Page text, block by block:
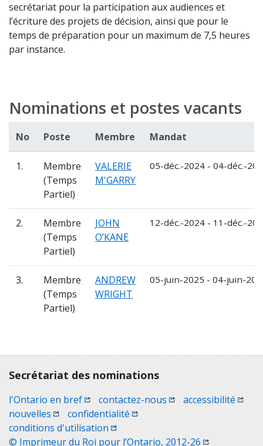
secrétariat pour la participation aux audiences et
l’écriture des projets de décision, ainsi que pour le
temps de préparation pour un maximum de 7,5 heures
par instance.
Nominations et postes vacants
No Poste Membre Mandat
1.
Membre
(Temps
Partiel)
VALERIE
M'GARRY
05-déc.-2024 - 04-déc.-
2.
Membre
(Temps
Partiel)
JOHN
O’KANE
12-déc.-2024 - 11-déc.-
3.
Membre
(Temps
Partiel)
ANDREW
WRIGHT
05-juin-2025 - 04-juin-
Contact, terms, legal information
Secrétariat des nominations
l'Ontario en bref(Ouvrir une nouvelle fenêtre)
contactez-nous (Ouvrir une nouvelle
accessibilité
nouvelles (Ouvrir une nouvelle fenêtre)
confidentialité (Ouvrir une nouvelle fenêtre)
conditions d'utilisation (Ouvrir une nouvelle fenêtre)
© Imprimeur du Roi pour l’Ontario, 2012-26 (Ouvrir une